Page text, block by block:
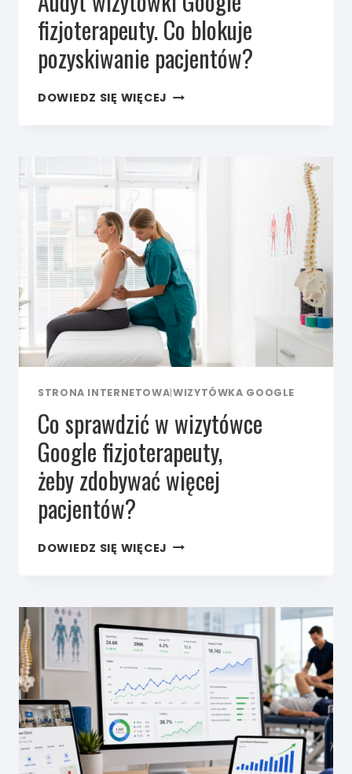
fizjoterapeuty. Co blokuje
pozyskiwanie pacjentów?
DOWIEDZ SIĘ WIĘCEJ AUDYT
CO BLOKUJE
POZYSKIWANIE
PACJENTÓW?
STRONA INTERNETOWA|WIZYTÓWKA GOOGLE
Co sprawdzić w wizytówce
Google fizjoterapeuty,
żeby zdobywać więcej
pacjentów?
DOWIEDZ SIĘ WIĘCEJ CO SPRAWDZIĆ
ŻEBY ZDOBYWAĆ
WIĘCEJ
PACJENTÓW?